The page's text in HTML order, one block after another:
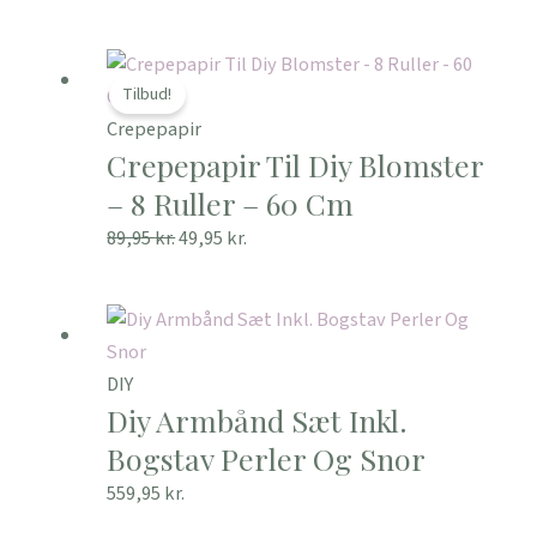
Tilbud!
Crepepapir
Crepepapir Til Diy Blomster
– 8 Ruller – 60 Cm
89,95kr.
Den
pris
var:
89,95 kr..
49,95 kr.
Den
er:
49,95 kr..
DIY
Diy Armbånd Sæt Inkl.
Bogstav Perler Og Snor
559,95 kr.